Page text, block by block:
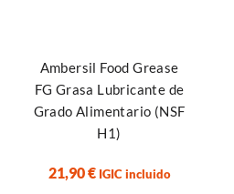
Ambersil Food Grease
FG Grasa Lubricante de
Grado Alimentario (NSF
H1)
21,90€ IGIC incluido